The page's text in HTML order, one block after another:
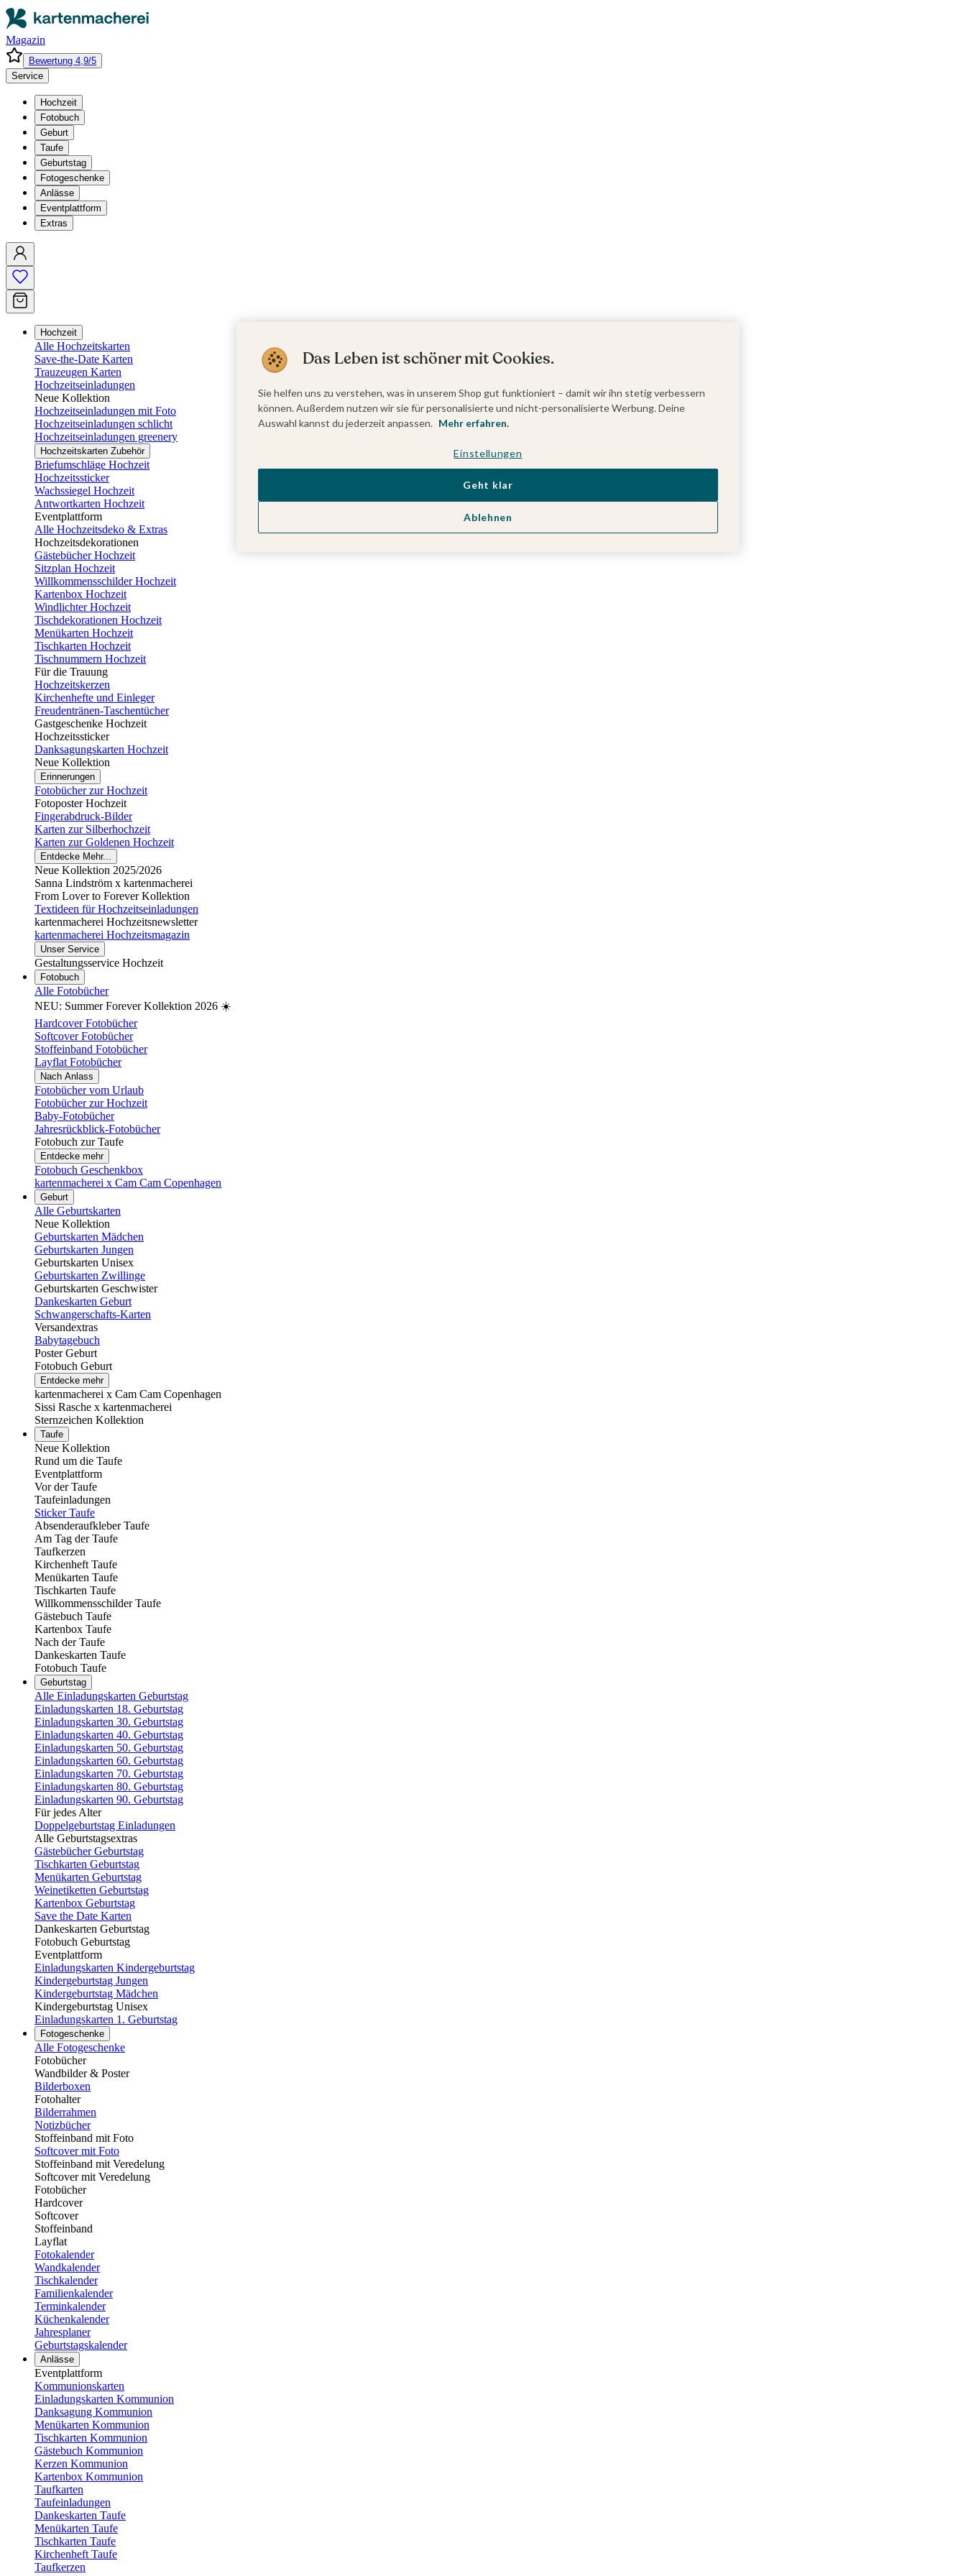
Magazin
Bewertung 4,9/5
Service
Hochzeit
Fotobuch
Geburt
Taufe
Geburtstag
Fotogeschenke
Anlässe
Eventplattform
Extras
Hochzeit
Alle Hochzeitskarten
Save-the-Date Karten
Trauzeugen Karten
Hochzeitseinladungen
Neue Kollektion
Hochzeitseinladungen mit Foto
Hochzeitseinladungen schlicht
Hochzeitseinladungen greenery
Hochzeitskarten Zubehör
Briefumschläge Hochzeit
Hochzeitssticker
Wachssiegel Hochzeit
Antwortkarten Hochzeit
Eventplattform
Alle Hochzeitsdeko & Extras
Hochzeitsdekorationen
Gästebücher Hochzeit
Sitzplan Hochzeit
Willkommensschilder Hochzeit
Kartenbox Hochzeit
Windlichter Hochzeit
Tischdekorationen Hochzeit
Menükarten Hochzeit
Tischkarten Hochzeit
Tischnummern Hochzeit
Für die Trauung
Hochzeitskerzen
Kirchenhefte und Einleger
Freudentränen-Taschentücher
Gastgeschenke Hochzeit
Hochzeitssticker
Danksagungskarten Hochzeit
Neue Kollektion
Erinnerungen
Fotobücher zur Hochzeit
Fotoposter Hochzeit
Fingerabdruck-Bilder
Karten zur Silberhochzeit
Karten zur Goldenen Hochzeit
Entdecke Mehr...
Neue Kollektion 2025/2026
Sanna Lindström x kartenmacherei
From Lover to Forever Kollektion
Textideen für Hochzeitseinladungen
kartenmacherei Hochzeitsnewsletter
kartenmacherei Hochzeitsmagazin
Unser Service
Gestaltungsservice Hochzeit
Fotobuch
Alle Fotobücher
NEU: Summer Forever Kollektion 2026 ☀️
Hardcover Fotobücher
Softcover Fotobücher
Stoffeinband Fotobücher
Layflat Fotobücher
Nach Anlass
Fotobücher vom Urlaub
Fotobücher zur Hochzeit
Baby-Fotobücher
Jahresrückblick-Fotobücher
Fotobuch zur Taufe
Entdecke mehr
Fotobuch Geschenkbox
kartenmacherei x Cam Cam Copenhagen
Geburt
Alle Geburtskarten
Neue Kollektion
Geburtskarten Mädchen
Geburtskarten Jungen
Geburtskarten Unisex
Geburtskarten Zwillinge
Geburtskarten Geschwister
Dankeskarten Geburt
Schwangerschafts-Karten
Versandextras
Babytagebuch
Poster Geburt
Fotobuch Geburt
Entdecke mehr
kartenmacherei x Cam Cam Copenhagen
Sissi Rasche x kartenmacherei
Sternzeichen Kollektion
Taufe
Neue Kollektion
Rund um die Taufe
Eventplattform
Vor der Taufe
Taufeinladungen
Sticker Taufe
Absenderaufkleber Taufe
Am Tag der Taufe
Taufkerzen
Kirchenheft Taufe
Menükarten Taufe
Tischkarten Taufe
Willkommensschilder Taufe
Gästebuch Taufe
Kartenbox Taufe
Nach der Taufe
Dankeskarten Taufe
Fotobuch Taufe
Geburtstag
Alle Einladungskarten Geburtstag
Einladungskarten 18. Geburtstag
Einladungskarten 30. Geburtstag
Einladungskarten 40. Geburtstag
Einladungskarten 50. Geburtstag
Einladungskarten 60. Geburtstag
Einladungskarten 70. Geburtstag
Einladungskarten 80. Geburtstag
Einladungskarten 90. Geburtstag
Für jedes Alter
Doppelgeburtstag Einladungen
Alle Geburtstagsextras
Gästebücher Geburtstag
Tischkarten Geburtstag
Menükarten Geburtstag
Weinetiketten Geburtstag
Kartenbox Geburtstag
Save the Date Karten
Dankeskarten Geburtstag
Fotobuch Geburtstag
Eventplattform
Einladungskarten Kindergeburtstag
Kindergeburtstag Jungen
Kindergeburtstag Mädchen
Kindergeburtstag Unisex
Einladungskarten 1. Geburtstag
Fotogeschenke
Alle Fotogeschenke
Fotobücher
Wandbilder & Poster
Bilderboxen
Fotohalter
Bilderrahmen
Notizbücher
Stoffeinband mit Foto
Softcover mit Foto
Stoffeinband mit Veredelung
Softcover mit Veredelung
Fotobücher
Hardcover
Softcover
Stoffeinband
Layflat
Fotokalender
Wandkalender
Tischkalender
Familienkalender
Terminkalender
Küchenkalender
Jahresplaner
Geburtstagskalender
Anlässe
Eventplattform
Kommunionskarten
Einladungskarten Kommunion
Danksagung Kommunion
Menükarten Kommunion
Tischkarten Kommunion
Gästebuch Kommunion
Kerzen Kommunion
Kartenbox Kommunion
Taufkarten
Taufeinladungen
Dankeskarten Taufe
Menükarten Taufe
Tischkarten Taufe
Kirchenheft Taufe
Taufkerzen
Das Leben ist schöner mit Cookies.
Sie helfen uns zu verstehen, was in unserem Shop gut funktioniert – damit wir ihn stetig verbessern
können. Außerdem nutzen wir sie für personalisierte und nicht-personalisierte Werbung. Deine
Auswahl kannst du jederzeit anpassen. Mehr erfahren.
Einstellungen
Ablehnen
Geht klar